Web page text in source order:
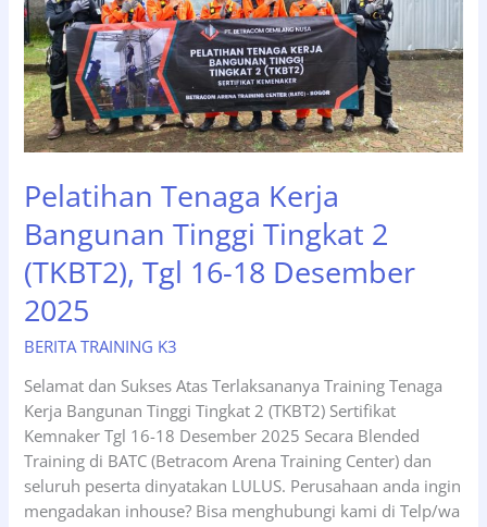
Tgl
23-
24
&
26
Januari
Pelatihan Tenaga Kerja
Bangunan Tinggi Tingkat 2
(TKBT2), Tgl 16-18 Desember
2025
BERITA TRAINING K3
Selamat dan Sukses Atas Terlaksananya Training Tenaga
Kerja Bangunan Tinggi Tingkat 2 (TKBT2) Sertifikat
Kemnaker Tgl 16-18 Desember 2025 Secara Blended
Training di BATC (Betracom Arena Training Center) dan
seluruh peserta dinyatakan LULUS. Perusahaan anda ingin
mengadakan inhouse? Bisa menghubungi kami di Telp/wa